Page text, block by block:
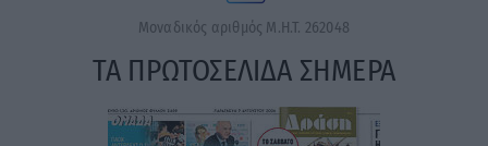
Μοναδικός αριθμός Μ.Η.Τ. 262048
ΤΑ ΠΡΩΤΟΣΕΛΙΔΑ ΣΗΜΕΡΑ